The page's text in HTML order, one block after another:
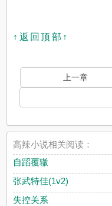
↑返回顶部↑
上一章
高辣小说相关阅读：
自蹈覆辙
张武特佳(1v2)
失控关系